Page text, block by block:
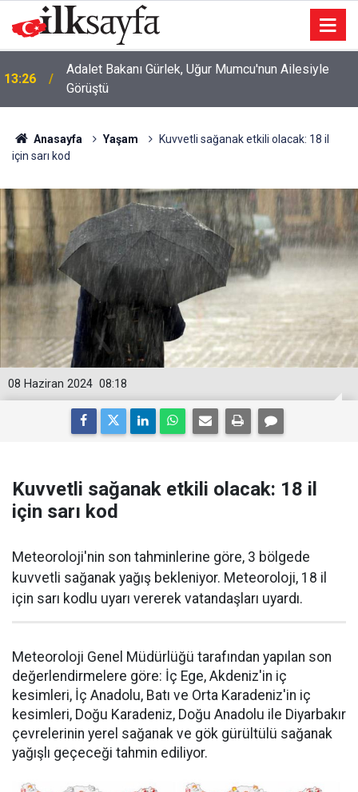
13:26
Adalet Bakanı Gürlek, Uğur Mumcu'nun Ailesiyle
Görüştü
Anasayfa Yaşam
Kuvvetli sağanak etkili olacak: 18 il
için sarı kod
08:18
08 Haziran 2024
Kuvvetli sağanak etkili olacak: 18 il
için sarı kod
Meteoroloji'nin son tahminlerine göre, 3 bölgede
kuvvetli sağanak yağış bekleniyor. Meteoroloji, 18 il
için sarı kodlu uyarı vererek vatandaşları uyardı.
Meteoroloji Genel Müdürlüğü tarafından yapılan son
değerlendirmelere göre: İç Ege, Akdeniz'in iç
kesimleri, İç Anadolu, Batı ve Orta Karadeniz'in iç
kesimleri, Doğu Karadeniz, Doğu Anadolu ile Diyarbakır
çevrelerinin yerel sağanak ve gök gürültülü sağanak
yağışlı geçeceği tahmin ediliyor.